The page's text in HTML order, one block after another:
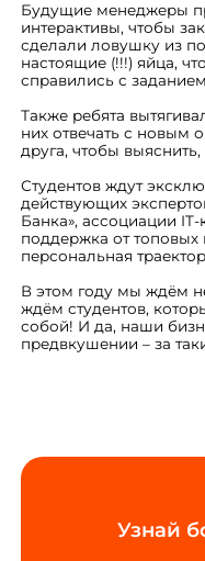
Будущие менеджеры
интерактивы, чтобы
сделали ловушку из
настоящие (!!!) яйца,
справились с
Также ребята
них отвечать с новым
друга, чтобы
Студентов ждут
действующих
Банка», ассоциации
поддержка от топовых
персональная
В этом году мы ждём
ждём студентов,
собой! И да, наши
предвкушении – за
Узнай